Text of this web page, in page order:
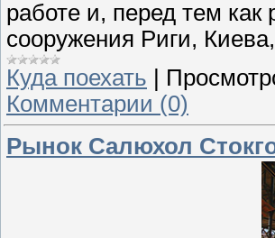
работе и, перед тем как
сооружения Риги,
Куда поехать |
Комментарии (0)
Рынок Салюхол